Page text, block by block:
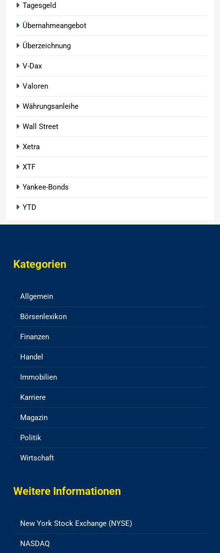
Tagesgeld
Übernahmeangebot
Überzeichnung
V-Dax
Valoren
Währungsanleihe
Wall Street
Xetra
XTF
Yankee-Bonds
YTD
Kategorien
Allgemein
Börsenlexikon
Finanzen
Handel
Immobilien
Karriere
Magazin
Politik
Wirtschaft
Weitere Informationen
New York Stock Exchange (NYSE)
NASDAQ